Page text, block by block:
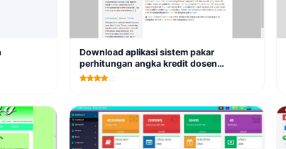
Download aplikasi sistem pakar
perhitungan angka kredit dosen
berbasis web